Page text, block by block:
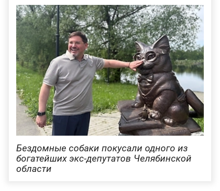
Бездомные собаки покусали одного из
богатейших экс-депутатов Челябинской
области